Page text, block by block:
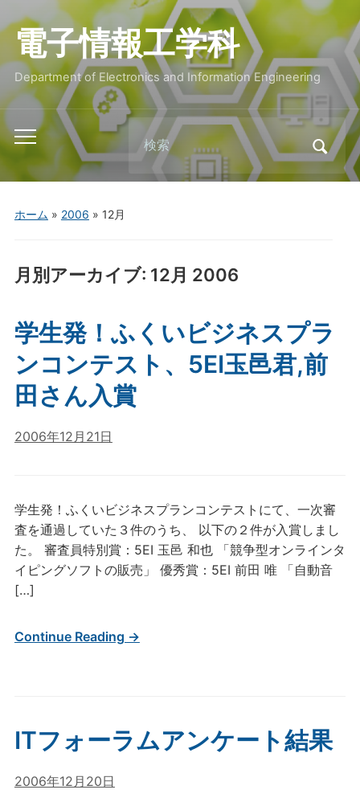
電子情報工学科
Department of Electronics and Information Engineering
Toggle
mobile
menu
Search
for:
ホーム » 2006 » 12月
月別アーカイブ: 12月 2006
学生発！ふくいビジネスプラ
ンコンテスト、5EI玉邑君,前
田さん入賞
2006年12月21日
学生発！ふくいビジネスプランコンテストにて、一次審
査を通過していた３件のうち、 以下の２件が入賞しまし
た。 審査員特別賞：5EI 玉邑 和也 「競争型オンラインタ
イピングソフトの販売」 優秀賞：5EI 前田 唯 「自動音
[…]
Continue Reading →
ITフォーラムアンケート結果
2006年12月20日